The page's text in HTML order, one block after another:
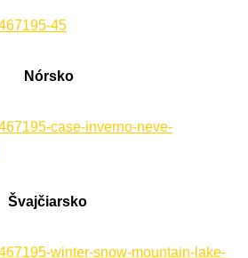
Nórsko
Švajčiarsko